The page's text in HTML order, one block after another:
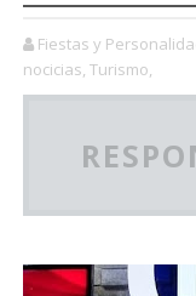
Fiestas y
nocicias, Turismo,